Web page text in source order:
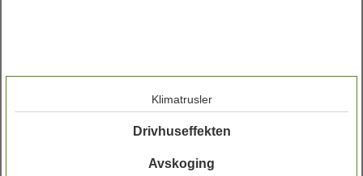
Klimatrusler
Drivhuseffekten
Avskoging